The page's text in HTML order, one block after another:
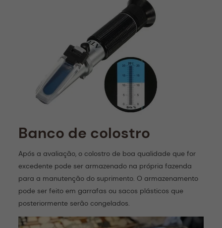
Banco de colostro
Após a avaliação, o colostro de boa qualidade que for
excedente pode ser armazenado na própria fazenda
para a manutenção do suprimento. O armazenamento
pode ser feito em garrafas ou sacos plásticos que
posteriormente serão congelados.